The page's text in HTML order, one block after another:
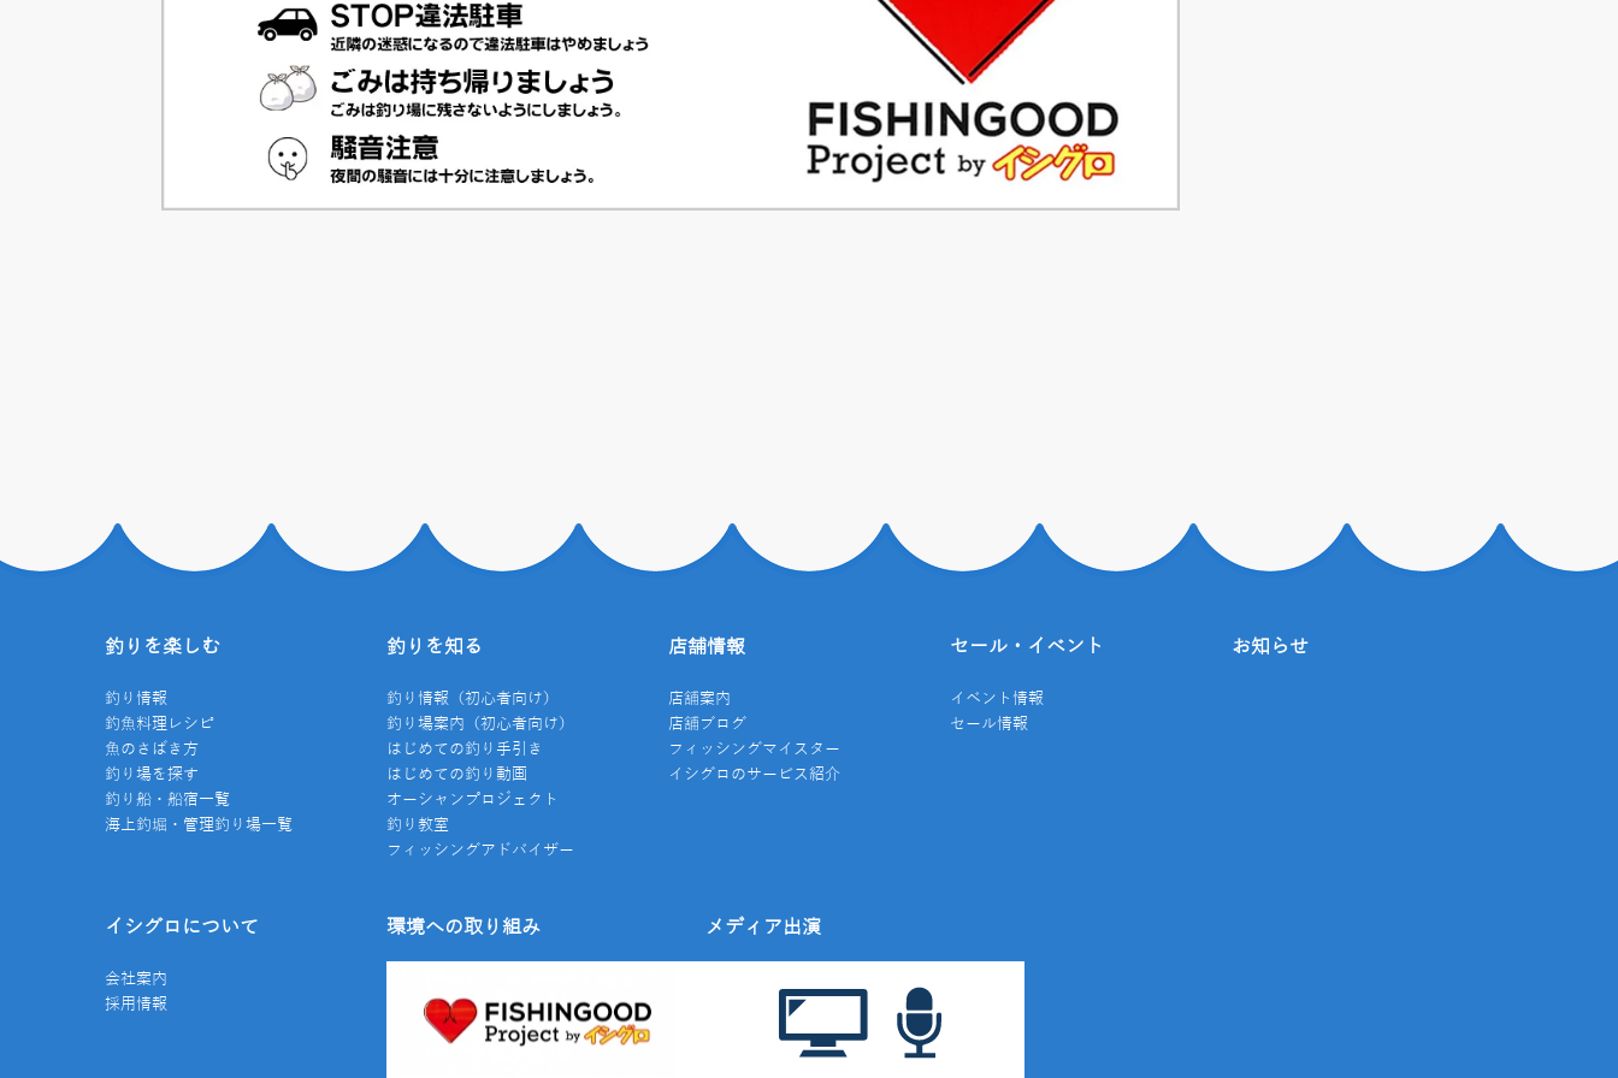
釣りを楽しむ
釣り情報
釣魚料理レシピ
魚のさばき方
釣り場を探す
釣り船・船宿一覧
海上釣堀・管理釣り場一覧
釣りを知る
釣り情報（初心者向け）
釣り場案内（初心者向け）
はじめての釣り手引き
はじめての釣り動画
オーシャンプロジェクト
釣り教室
フィッシングアドバイザー
店舗情報
店舗案内
店舗ブログ
フィッシングマイスター
イシグロのサービス紹介
セール・イベント
イベント情報
セール情報
お知らせ
イシグロについて
会社案内
採用情報
環境への取り組み メディア出演